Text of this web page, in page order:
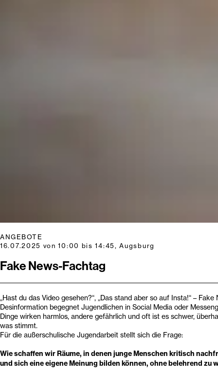
ANGEBOTE
16.07.2025 von 10:00 bis 14:45, Augsburg
Fake News-Fachtag
„Hast du das Video gesehen?“, „Das stand aber so auf Insta!“ – Fake
Desinformation begegnet Jugendlichen in Social Media oder
Dinge wirken harmlos, andere gefährlich und oft ist es schwer,
was stimmt.
Für die außerschulische Jugendarbeit stellt sich die Frage:
Wie schaffen wir Räume, in denen junge Menschen kritisch
und sich eine eigene Meinung bilden können, ohne belehrend zu